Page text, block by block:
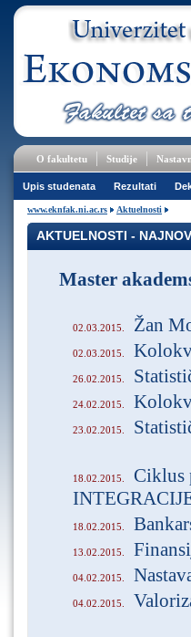
O fakultetu Studije
Upis studenata Rezultati
www.eknfak.ni.ac.rs Aktuelnosti
AKTUELNOSTI -
Master
02.03.2015. Žan
02.03.2015.
26.02.2015.
24.02.2015.
23.02.2015.
18.02.2015.
Ciklus
18.02.2015.
13.02.2015.
04.02.2015.
04.02.2015.